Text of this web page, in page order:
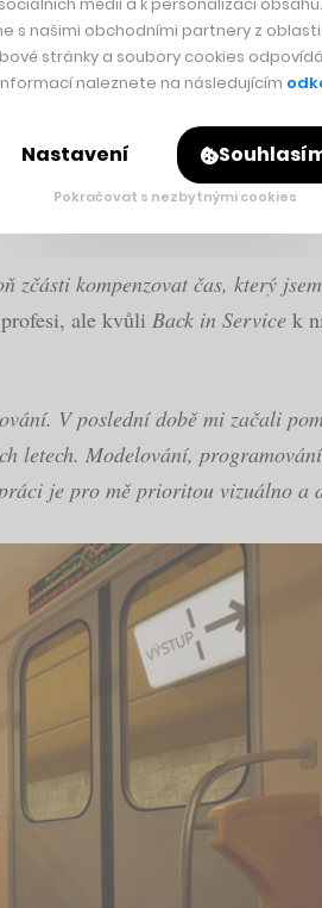
finanční podporu na portál
tohoto článku mu přes 500
programování.
zčásti kompenzovat čas, který
ale kvůli Back in Service k
V poslední době mi začali
letech. Modelování,
je pro mě prioritou vizuálno a
s našimi obchodními partnery z
stránky a soubory cookies
naleznete na následujícím
Nastavení
Pokračovat s nezbytnými cookies